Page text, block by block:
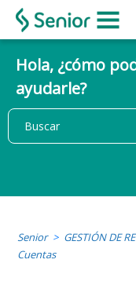
Hola, ¿cómo
ayudarle?
Senior GESTIÓN DE
Cuentas